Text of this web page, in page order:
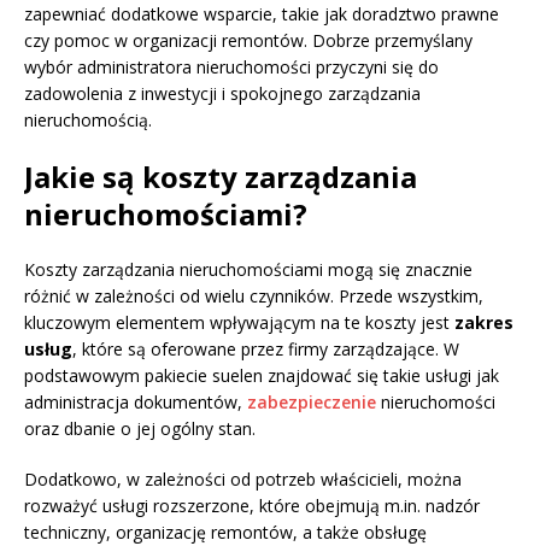
zapewniać dodatkowe wsparcie, takie jak doradztwo prawne
czy pomoc w organizacji remontów. Dobrze przemyślany
wybór administratora nieruchomości przyczyni się do
zadowolenia z inwestycji i spokojnego zarządzania
nieruchomością.
Jakie są koszty zarządzania
nieruchomościami?
Koszty zarządzania nieruchomościami mogą się znacznie
różnić w zależności od wielu czynników. Przede wszystkim,
kluczowym elementem wpływającym na te koszty jest zakres
usług, które są oferowane przez firmy zarządzające. W
podstawowym pakiecie suelen znajdować się takie usługi jak
administracja dokumentów, zabezpieczenie nieruchomości
oraz dbanie o jej ogólny stan.
Dodatkowo, w zależności od potrzeb właścicieli, można
rozważyć usługi rozszerzone, które obejmują m.in. nadzór
techniczny, organizację remontów, a także obsługę